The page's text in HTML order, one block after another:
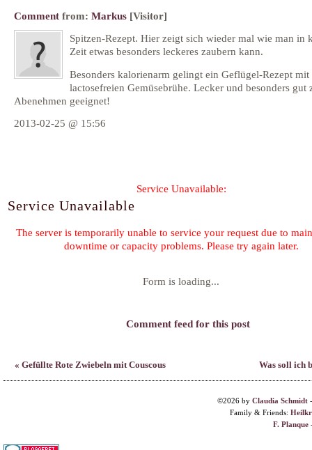
Comment from: Markus [Visitor]
Spitzen-Rezept. Hier zeigt sich wieder mal wie man in
Zeit etwas besonders leckeres zaubern kann.
Besonders kalorienarm gelingt ein Geflügel-Rezept mit
lactosefreien Gemüsebrühe. Lecker und besonders gut
Abenehmen geeignet!
2013-02-25 @ 15:56
Form is loading...
Comment feed for this post
Family & Friends: